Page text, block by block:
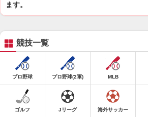
ます。
競技一覧
プロ野球 プロ野球(2軍) MLB
ゴルフ Jリーグ 海外サッカー